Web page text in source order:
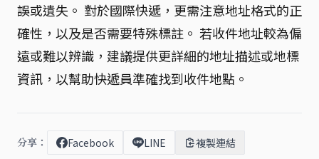
誤或遺失。 對於國際快遞，更需注意地址格式的正
確性，以及是否需要特殊標註。 若收件地址較為偏
遠或難以辨識，建議提供更詳細的地址描述或地標
資訊，以幫助快遞員準確找到收件地點。
分享： Facebook LINE 複製連結